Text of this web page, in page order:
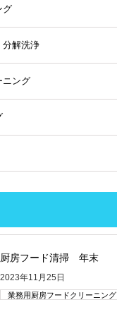
グ
解洗浄
ング
厨房フード清掃 年末
2023年11月25日
業務用厨房フードクリーニング